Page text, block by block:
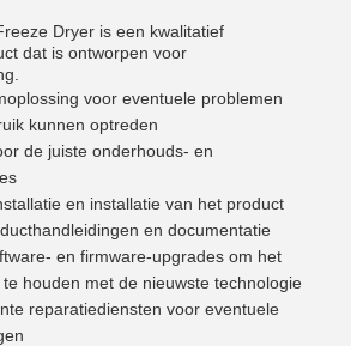
Dryer is een kwalitatief
dat is ontworpen voor
voor eventuele problemen
kunnen optreden
de juiste onderhouds- en
en installatie van het product
en documentatie
en firmware-upgrades om het
houden met de nieuwste technologie
reparatiediensten voor eventuele